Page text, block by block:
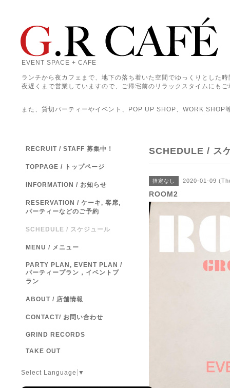
EVENT SPACE + CAFE
ランチから夜カフェまで、地下の落ち着いた空間でゆっくりとした
夜遅くまで営業していますので、ご帰宅前のリラックスタイムにも
また、貸切パーティーやイベント、POP UP SHOP、WORK SHOP
SCHEDULE / ス
指定なし 2020-01-09
ROOM2
RECRUIT / STAFF 募集中！
TOPPAGE / トップページ
INFORMATION / お知らせ
RESERVATION / ケーキ, 客席,
パーティーなどのご予約
SCHEDULE / スケジュール
MENU / メニュー
PARTY PLAN, EVENT PLAN /
パーティープラン，イベントプ
ラン
ABOUT / 店舗情報
CONTACT/ お問い合わせ
GRIND RECORDS
TAKE OUT
Select Language ▼